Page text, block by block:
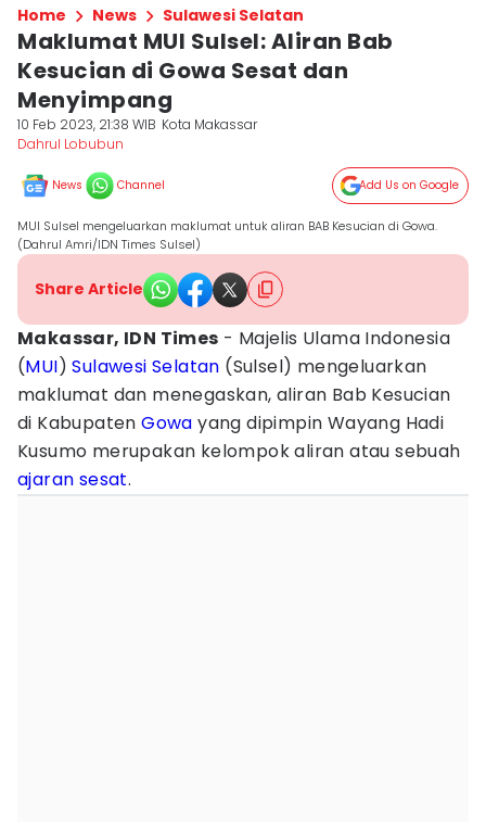
Home News Sulawesi Selatan
Maklumat MUI Sulsel: Aliran Bab
Kesucian di Gowa Sesat dan
Menyimpang
10 Feb 2023, 21:38 WIB Kota Makassar
Dahrul Lobubun
News Channel Add Us on Google
MUI Sulsel mengeluarkan maklumat untuk aliran BAB Kesucian di Gowa.
(Dahrul Amri/IDN Times Sulsel)
Share Article
Makassar, IDN Times - Majelis Ulama Indonesia
(MUI)Sulawesi Selatan (Sulsel) mengeluarkan
maklumat dan menegaskan, aliran Bab Kesucian
di KabupatenGowa yang dipimpin Wayang Hadi
Kusumo merupakan kelompok aliran atau sebuah
ajaran sesat.